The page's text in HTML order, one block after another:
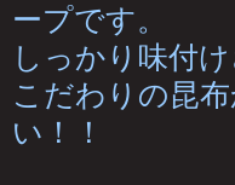
ープです。
しっかり味付
こだわりの昆
い！！